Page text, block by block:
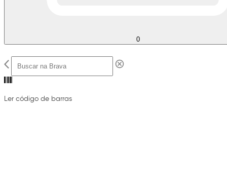
0
Ler código de barras